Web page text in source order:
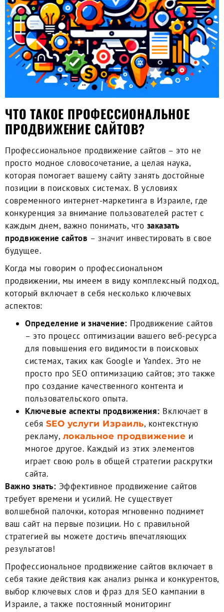
ЧТО ТАКОЕ ПРОФЕССИОНАЛЬНОЕ
ПРОДВИЖЕНИЕ САЙТОВ?
Профессиональное продвижение сайтов – это не
просто модное словосочетание, а целая наука,
которая помогает вашему сайту занять достойные
позиции в поисковых системах. В условиях
современного интернет-маркетинга в Израиле, где
конкуренция за внимание пользователей растет с
каждым днем, важно понимать, что заказать
продвижение сайтов – значит инвестировать в свое
будущее.
Когда мы говорим о профессиональном
продвижении, мы имеем в виду комплексный подход,
который включает в себя несколько ключевых
аспектов:
Определение и значение: Продвижение сайтов
– это процесс оптимизации вашего веб-ресурса
для повышения его видимости в поисковых
системах, таких как Google и Yandex. Это не
просто про SEO оптимизацию сайтов; это также
про создание качественного контента и
пользовательского опыта.
Ключевые аспекты продвижения: Включает в
себя SEO услуги Израиль, контекстную
рекламу, локальное продвижение и
многое другое. Каждый из этих элементов
играет свою роль в общей стратегии раскрутки
сайта.
Важно знать: Эффективное продвижение сайтов
требует времени и усилий. Не существует
волшебной палочки, которая мгновенно поднимет
ваш сайт на первые позиции. Но с правильной
стратегией вы можете достичь впечатляющих
результатов!
Профессиональное продвижение сайтов включает в
себя такие действия как анализ рынка и конкурентов,
выбор ключевых слов и фраз для SEO кампании в
Израиле, а также постоянный мониторинг